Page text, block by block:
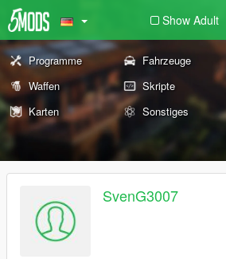
Show Adult
Programme Fahrzeuge
Waffen
Skripte
Karten
Sonstiges
SvenG3007